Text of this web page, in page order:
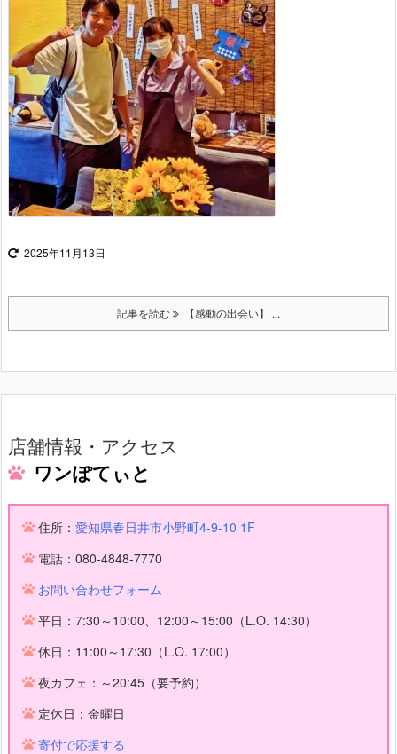
2025年11月13日
記事を読む 【感動の出会い】 ...
店舗情報・アクセス
ワンぽてぃと
住所：愛知県春日井市小野町4-9-10 1F
電話：080-4848-7770
お問い合わせフォーム
平日：7:30～10:00、12:00～15:00（L.O. 14:30）
休日：11:00～17:30（L.O. 17:00）
夜カフェ：～20:45（要予約）
定休日：金曜日
寄付で応援する